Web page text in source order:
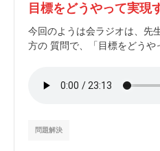
目標をどうやって実現
今回のようは会ラジオは、先
方の 質問で、「目標をどうや
問題解決